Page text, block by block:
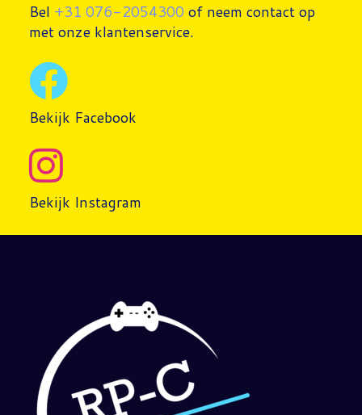
Bel +31 076-2054300 of neem contact op
met onze klantenservice.
Bekijk Facebook
Bekijk Instagram